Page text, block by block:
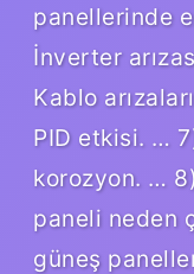
panellerinde
İnverter
Kablo
PID etkisi. …
korozyon. …
paneli neden
güneş